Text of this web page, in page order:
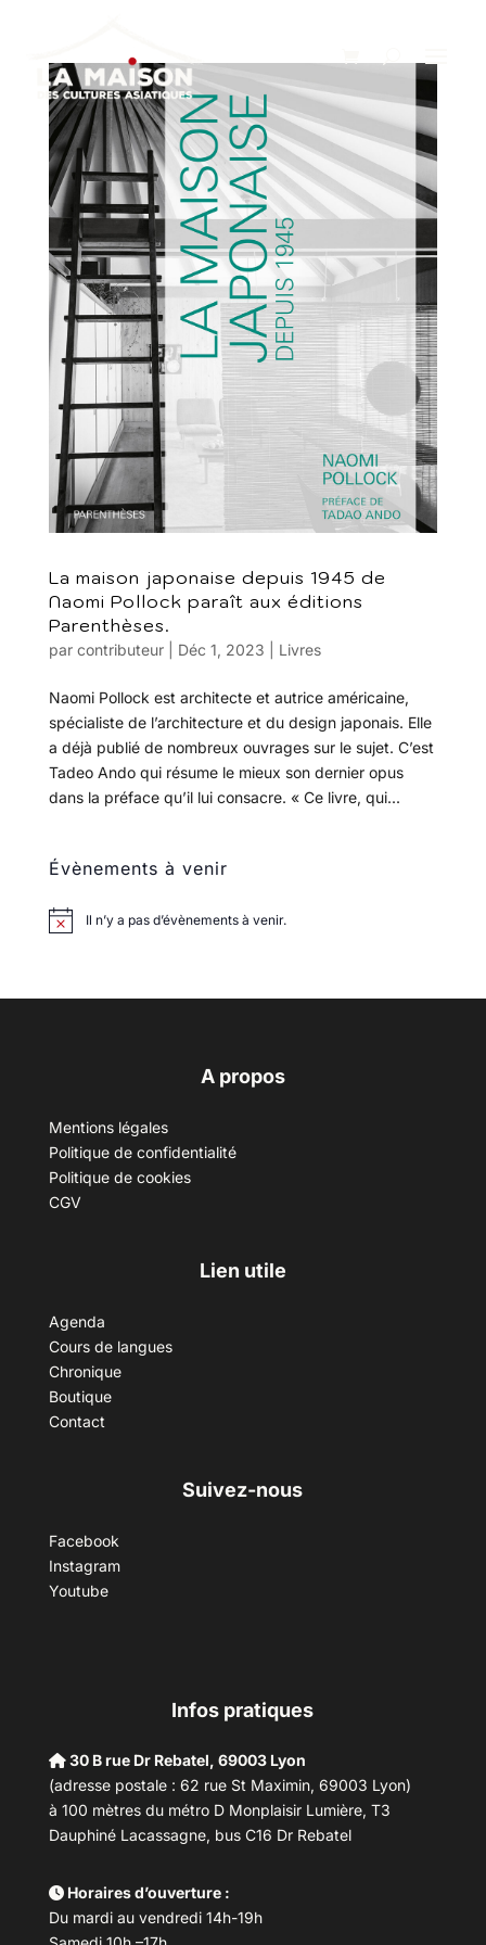
La maison japonaise depuis 1945 de
Naomi Pollock paraît aux éditions
Parenthèses.
par contributeur| Déc 1, 2023 Livres
Naomi Pollock est architecte et autrice américaine,
spécialiste de l’architecture et du design japonais. Elle
a déjà publié de nombreux ouvrages sur le sujet. C’est
Tadeo Ando qui résume le mieux son dernier opus
dans la préface qu’il lui consacre. « Ce livre, qui...
Évènements à venir
Il n’y a pas d’évènements à venir.
A propos
Mentions légales
Politique de confidentialité
Politique de cookies
CGV
Lien utile
Agenda
Cours de langues
Chronique
Boutique
Contact
Suivez-nous
Facebook
Instagram
Youtube
Infos pratiques
30 B rue Dr Rebatel, 69003 Lyon
(adresse postale : 62 rue St Maximin, 69003 Lyon)
à 100 mètres du métro D Monplaisir Lumière, T3
Dauphiné Lacassagne, bus C16 Dr Rebatel
Horaires d’ouverture :
Du mardi au vendredi 14h-19h